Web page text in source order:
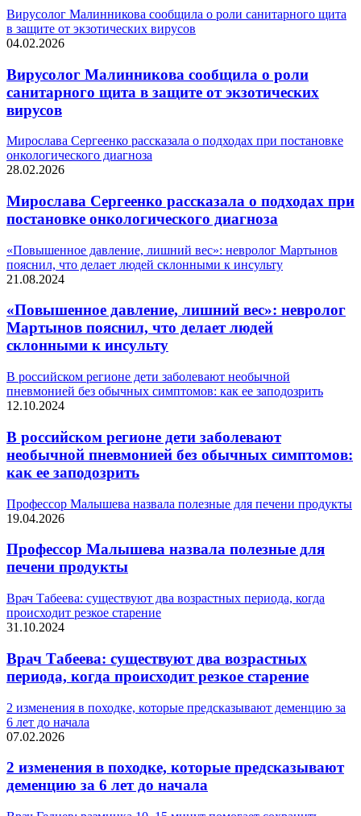
Вирусолог Малинникова сообщила о роли санитарного щита
в защите от экзотических вирусов
04.02.2026
Вирусолог Малинникова сообщила о роли
санитарного щита в защите от экзотических
вирусов
Мирослава Сергеенко рассказала о подходах при постановке
онкологического диагноза
28.02.2026
Мирослава Сергеенко рассказала о подходах при
постановке онкологического диагноза
«Повышенное давление, лишний вес»: невролог Мартынов
пояснил, что делает людей склонными к инсульту
21.08.2024
«Повышенное давление, лишний вес»: невролог
Мартынов пояснил, что делает людей
склонными к инсульту
В российском регионе дети заболевают необычной
пневмонией без обычных симптомов: как ее заподозрить
12.10.2024
В российском регионе дети заболевают
необычной пневмонией без обычных симптомов:
как ее заподозрить
Профессор Малышева назвала полезные для печени продукты
19.04.2026
Профессор Малышева назвала полезные для
печени продукты
Врач Табеева: существуют два возрастных периода, когда
происходит резкое старение
31.10.2024
Врач Табеева: существуют два возрастных
периода, когда происходит резкое старение
2 изменения в походке, которые предсказывают деменцию за
6 лет до начала
07.02.2026
2 изменения в походке, которые предсказывают
деменцию за 6 лет до начала